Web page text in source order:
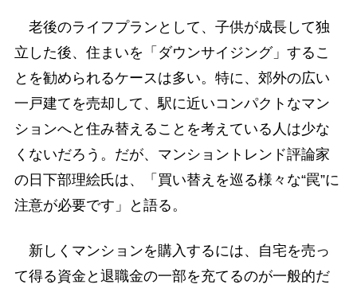
老後のライフプランとして、子供が成長して独
立した後、住まいを「ダウンサイジング」するこ
とを勧められるケースは多い。特に、郊外の広い
一戸建てを売却して、駅に近いコンパクトなマン
ションへと住み替えることを考えている人は少な
くないだろう。だが、マンショントレンド評論家
の日下部理絵氏は、「買い替えを巡る様々な“罠”に
注意が必要です」と語る。
新しくマンションを購入するには、自宅を売っ
て得る資金と退職金の一部を充てるのが一般的だ